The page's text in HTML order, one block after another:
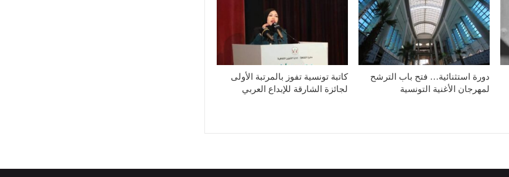
دورة استثنائية… فتح باب الترشح
لمهرجان الأغنية التونسية
كاتبة تونسية تفوز بالمرتبة الأولى
لجائزة الشارقة للإبداع العربي